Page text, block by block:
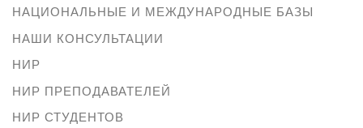
НАЦИОНАЛЬНЫЕ И МЕЖДУНАРОДНЫЕ БАЗЫ
НАШИ КОНСУЛЬТАЦИИ
НИР
НИР ПРЕПОДАВАТЕЛЕЙ
НИР СТУДЕНТОВ